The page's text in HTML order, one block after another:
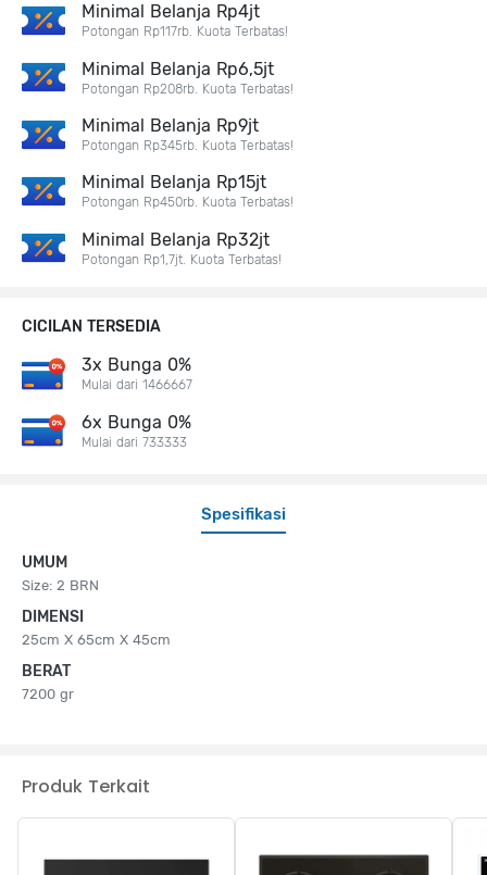
Spesifikasi
UMUM
Size: 2 BRN
DIMENSI
25cm X 65cm X 45cm
BERAT
7200 gr
Minimal Belanja Rp4jt
Potongan Rp117rb. Kuota Terbatas!
Minimal Belanja Rp6,5jt
Potongan Rp208rb. Kuota Terbatas!
Minimal Belanja Rp9jt
Potongan Rp345rb. Kuota Terbatas!
Minimal Belanja Rp15jt
Potongan Rp450rb. Kuota Terbatas!
Minimal Belanja Rp32jt
Potongan Rp1,7jt. Kuota Terbatas!
CICILAN TERSEDIA
3x Bunga 0%
Mulai dari 1466667
6x Bunga 0%
Mulai dari 733333
Produk Terkait